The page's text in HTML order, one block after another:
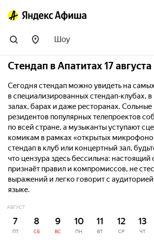
Шоу
Стендап в Апатитах 17 августа
Сегодня стендап можно увидеть на
в специализированных стендап-клубах,
залах, барах и даже ресторанах.
резидентов популярных телепроектов
по всей стране, а музыканты уступают
комикам в рамках «открытых
стендап в клуб или концертный зал,
что цензура здесь бессильна: настоящий
признаёт правил и компромиссов, не
выражений и легко говорит с
языке.
АВГУСТ
7
ПТ
8
СБ
9
ВС
10
ПН
11
ВТ
12
СР
13
ЧТ